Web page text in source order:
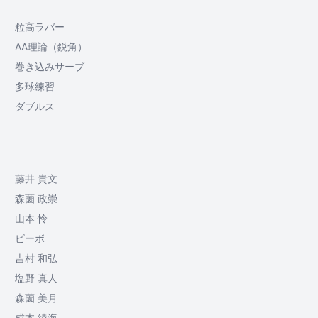
粒高ラバー
AA理論（鋭角）
巻き込みサーブ
多球練習
ダブルス
藤井 貴文
森薗 政崇
山本 怜
ビーボ
吉村 和弘
塩野 真人
森薗 美月